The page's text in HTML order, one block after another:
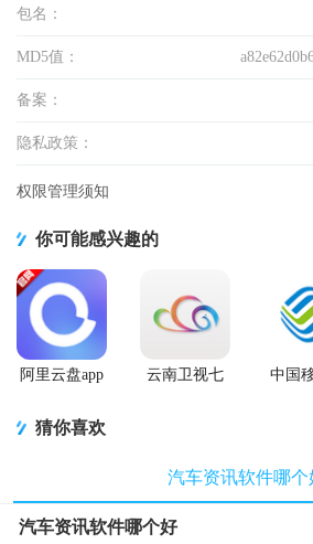
包名：
MD5值：
备案：
隐私政策：
权限管理须知
你可能感兴趣的
阿里云盘app
云南卫视七
中国
猜你喜欢
汽车资讯软件哪个
汽车资讯软件哪个好